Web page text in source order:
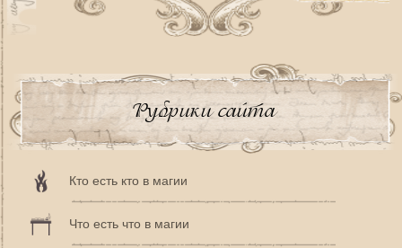
Рубрики сайта
Кто есть кто в магии
Что есть что в магии